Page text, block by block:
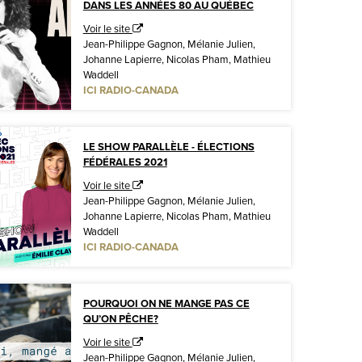
DANS LES ANNÉES 80 AU QUÉBEC
Voir le site
Jean-Philippe Gagnon, Mélanie Julien,
Johanne Lapierre, Nicolas Pham, Mathieu
Waddell
ICI RADIO-CANADA
LE SHOW PARALLÈLE - ÉLECTIONS
FÉDÉRALES 2021
Voir le site
Jean-Philippe Gagnon, Mélanie Julien,
Johanne Lapierre, Nicolas Pham, Mathieu
Waddell
ICI RADIO-CANADA
POURQUOI ON NE MANGE PAS CE
QU’ON PÊCHE?
Voir le site
Jean-Philippe Gagnon, Mélanie Julien,